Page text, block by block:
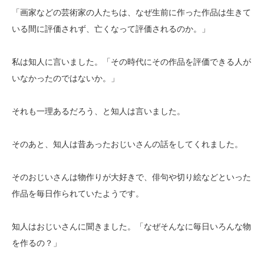
「画家などの芸術家の人たちは、なぜ生前に作った作品は生きて
いる間に評価されず、亡くなって評価されるのか。」
私は知人に言いました。「その時代にその作品を評価できる人が
いなかったのではないか。」
それも一理あるだろう、と知人は言いました。
そのあと、知人は昔あったおじいさんの話をしてくれました。
そのおじいさんは物作りが大好きで、俳句や切り絵などといった
作品を毎日作られていたようです。
知人はおじいさんに聞きました。「なぜそんなに毎日いろんな物
を作るの？」